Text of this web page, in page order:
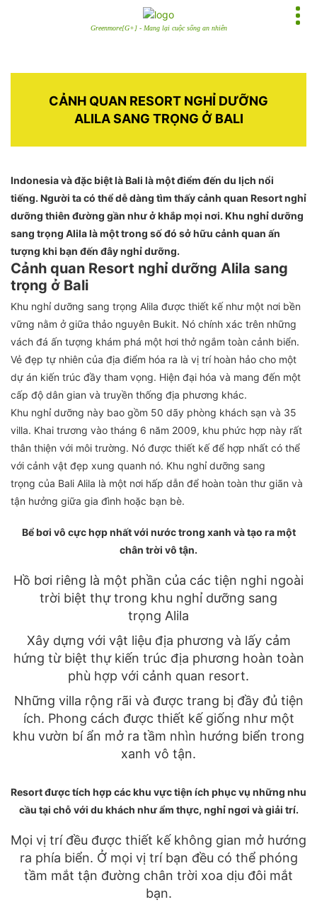
Greenmore[G+] - Mang lại cuộc sống an nhiên
CẢNH QUAN RESORT NGHỈ DƯỠNG
ALILA SANG TRỌNG Ở BALI
Indonesia và đặc biệt là Bali là một điểm đến du lịch nổi
tiếng. Người ta có thể dễ dàng tìm thấy cảnh quan Resort nghỉ
dưỡng thiên đường gần như ở khắp mọi nơi. Khu nghỉ dưỡng
sang trọng Alila là một trong số đó sở hữu cảnh quan ấn
tượng khi bạn đến đây nghỉ dưỡng.
Cảnh quan Resort nghỉ dưỡng Alila sang
trọng ở Bali
Khu nghỉ dưỡng sang trọng Alila được thiết kế như một nơi bền
vững nằm ở giữa thảo nguyên Bukit. Nó chính xác trên những
vách đá ấn tượng khám phá một hơi thở ngắm toàn cảnh biển.
Vẻ đẹp tự nhiên của địa điểm hóa ra là vị trí hoàn hảo cho một
dự án kiến ​​trúc đầy tham vọng. Hiện đại hóa và mang đến một
cấp độ dân gian và truyền thống địa phương khác.
Khu nghỉ dưỡng này bao gồm 50 dãy phòng khách sạn và 35
villa. Khai trương vào tháng 6 năm 2009, khu phức hợp này rất
thân thiện với môi trường. Nó được thiết kế để hợp nhất có thể
với cảnh vật đẹp xung quanh nó. Khu nghỉ dưỡng sang
trọng của Bali Alila là một nơi hấp dẫn để hoàn toàn thư giãn và
tận hưởng giữa gia đình hoặc bạn bè.
Bể bơi vô cực hợp nhất với nước trong xanh và tạo ra một
chân trời vô tận.
Hồ bơi riêng là một phần của các tiện nghi ngoài
trời biệt thự trong khu nghỉ dưỡng sang
trọng Alila
Xây dựng với vật liệu địa phương và lấy cảm
hứng từ biệt thự kiến ​​trúc địa phương hoàn toàn
phù hợp với cảnh quan resort.
Những villa rộng rãi và được trang bị đầy đủ tiện
ích. Phong cách được thiết kế giống như một
khu vườn bí ẩn mở ra tầm nhìn hướng biển trong
xanh vô tận.
Resort được tích hợp các khu vực tiện ích phục vụ những nhu
cầu tại chỗ với du khách như ẩm thực, nghỉ ngơi và giải trí.
Mọi vị trí đều được thiết kế không gian mở hướng
ra phía biển. Ở mọi vị trí bạn đều có thể phóng
tầm mắt tận đường chân trời xoa dịu đôi mắt
bạn.